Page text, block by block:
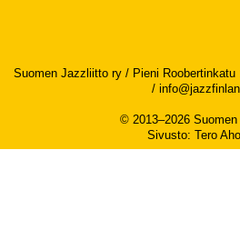
Suomen Jazzliitto ry / Pieni
/
© 2013–2026
Sivusto: Tero